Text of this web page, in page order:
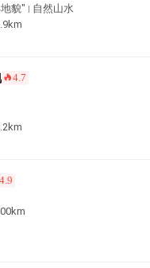
貌"
自然山水
󰺂4.7
4.9